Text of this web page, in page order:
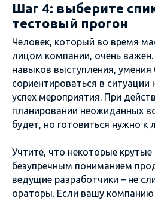
Шаг 4: выберите
тестовый прогон
Человек, который во время
лицом компании, очень
навыков выступления, умения
сориентироваться в
успех мероприятия. При
планировании неожиданных
будет, но готовиться нужно
Учтите, что некоторые
безупречным пониманием
ведущие разработчики – не
ораторы. Если вашу компанию